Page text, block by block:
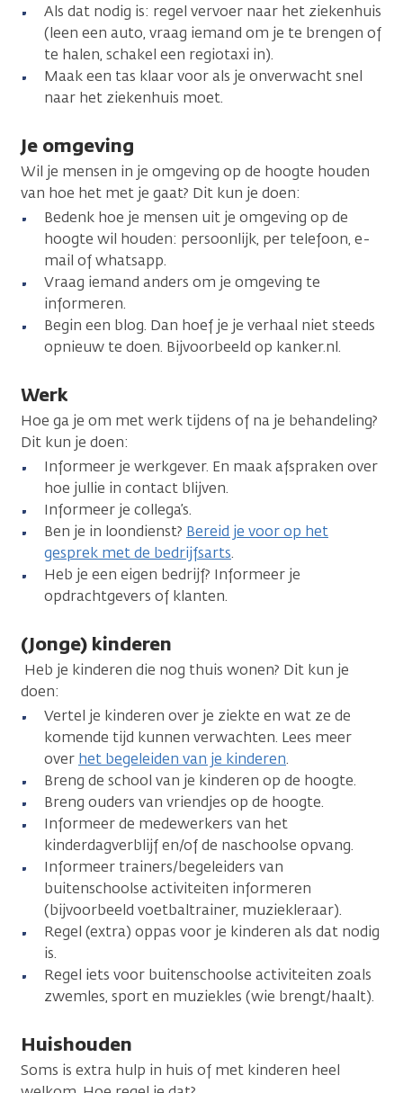
Als dat nodig is: regel vervoer naar het ziekenhuis
(leen een auto, vraag iemand om je te brengen of
te halen, schakel een regiotaxi in).
Maak een tas klaar voor als je onverwacht snel
naar het ziekenhuis moet.
Je omgeving
Wil je mensen in je omgeving op de hoogte houden
van hoe het met je gaat? Dit kun je doen:
Bedenk hoe je mensen uit je omgeving op de
hoogte wil houden: persoonlijk, per telefoon, e-
mail of whatsapp.
Vraag iemand anders om je omgeving te
informeren.
Begin een blog. Dan hoef je je verhaal niet steeds
opnieuw te doen. Bijvoorbeeld op kanker.nl.
Werk
Hoe ga je om met werk tijdens of na je behandeling?
Dit kun je doen:
Informeer je werkgever. En maak afspraken over
hoe jullie in contact blijven.
Informeer je collega’s.
Ben je in loondienst? Bereid je voor op het
gesprek met de bedrijfsarts.
Heb je een eigen bedrijf? Informeer je
opdrachtgevers of klanten.
(Jonge) kinderen
Heb je kinderen die nog thuis wonen? Dit kun je
doen:
Vertel je kinderen over je ziekte en wat ze de
komende tijd kunnen verwachten. Lees meer
over het begeleiden van je kinderen.
Breng de school van je kinderen op de hoogte.
Breng ouders van vriendjes op de hoogte.
Informeer de medewerkers van het
kinderdagverblijf en/of de naschoolse opvang.
Informeer trainers/begeleiders van
buitenschoolse activiteiten informeren
(bijvoorbeeld voetbaltrainer, muziekleraar).
Regel (extra) oppas voor je kinderen als dat nodig
is.
Regel iets voor buitenschoolse activiteiten zoals
zwemles, sport en muziekles (wie brengt/haalt).
Huishouden
Soms is extra hulp in huis of met kinderen heel